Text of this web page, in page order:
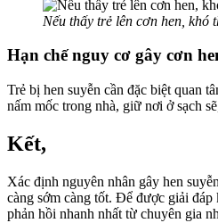
Nếu thấy trẻ lên cơn hen, khó
Hạn chế nguy cơ gây cơn
Trẻ bị hen suyễn cần đặc biệt quan
nấm mốc trong nhà, giữ nơi ở sạch
Kết,
Xác định nguyên nhân gây hen
càng sớm càng tốt. Để được giải
phản hồi nhanh nhất từ chuyên gia